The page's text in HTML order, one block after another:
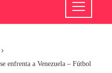
enfrenta a Venezuela – Fútbol